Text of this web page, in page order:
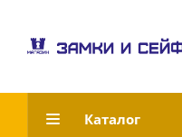
Каталог